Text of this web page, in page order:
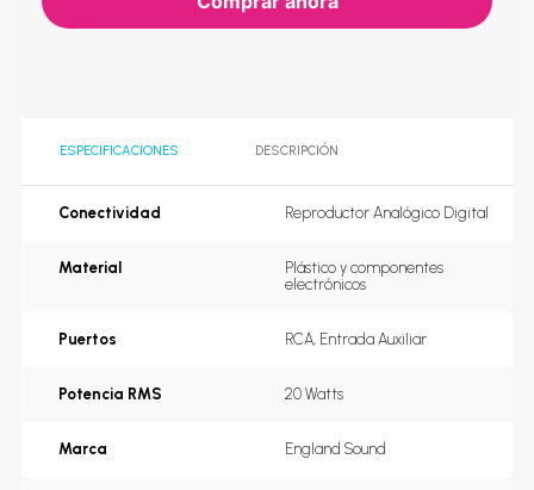
ESPECIFICACIONES DESCRIPCIÓN
Conectividad Reproductor Analógico Digital
Material
Plástico y componentes
electrónicos
Puertos RCA, Entrada Auxiliar
Potencia RMS 20 Watts
Marca England Sound